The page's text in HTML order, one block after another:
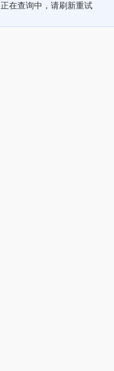
正在查询中，请刷新重试